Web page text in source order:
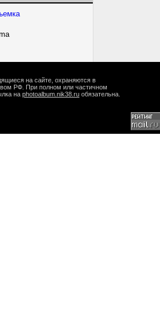
на сайте, охраняются в
РФ. При полном или частичном
на photoalbum.nik38.ru обязательна.